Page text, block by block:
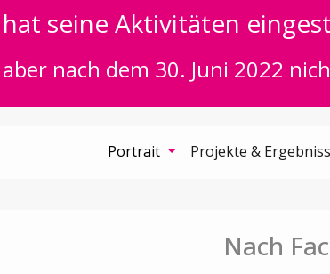
seine Aktivitäten
nach dem 30. Juni 2022
Portrait Projekte &
Nach